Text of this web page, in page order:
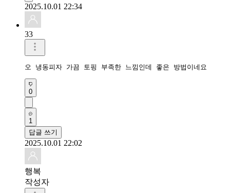
2025.10.01 22:34
33
오 냉동피자 가끔 토핑 부족한 느낌인데 좋은 방법이네요
0
1
답글 쓰기
2025.10.01 22:02
행복
작성자